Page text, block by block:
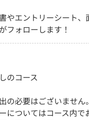
やエントリーシート、
フォローします！
のコース
の必要はございません。
についてはコース内で